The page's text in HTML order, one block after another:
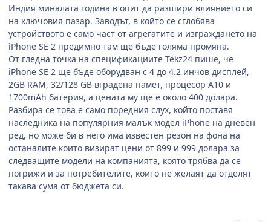
Индия миналата година в опит да разшири влиянието си
на ключовия пазар. Заводът, в който се сглобява
устройството е само част от агрегатите и изграждането на
iPhone SE 2 предимно там ще бъде голяма промяна.
От гледна точка на спецификациите Tekz24 пише, че
iPhone SE 2 ще бъде оборудван с 4 до 4.2 инчов дисплей,
2GB RAM, 32/128 GB вградена памет, процесор A10 и
1700mAh батерия, а цената му ще е около 400 долара.
Разбира се това е само поредния слух, който поставя
наследника на популярния малък модел iPhone на дневен
ред, но може би в него има известен резон на фона на
останалите които визират цени от 899 и 999 долара за
следващите модели на компанията, която трябва да се
погрижи и за потребителите, които не желаят да отделят
такава сума от бюджета си.